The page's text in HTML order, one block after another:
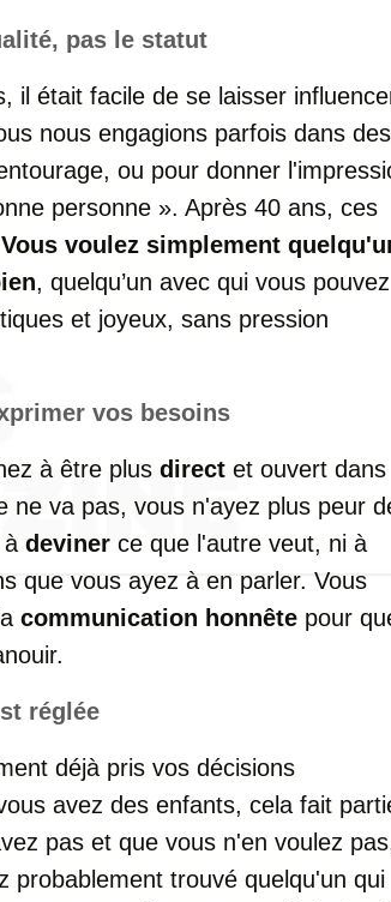
pas le statut
il était facile de se laisser
nous engagions parfois dans des
ou pour donner
personne ». Après 40 ans, ces
Vous voulez simplement
, quelqu’un avec qui vous pouvez
et joyeux, sans pression
vos besoins
à être plus direct et ouvert dans
ne va pas, vous n'ayez plus peur
à deviner ce que l'autre veut, ni à
que vous ayez à en parler. Vous
la communication honnête pour
réglée
déjà pris vos décisions
avez des enfants, cela fait
pas et que vous n'en voulez
probablement trouvé quelqu'un qui